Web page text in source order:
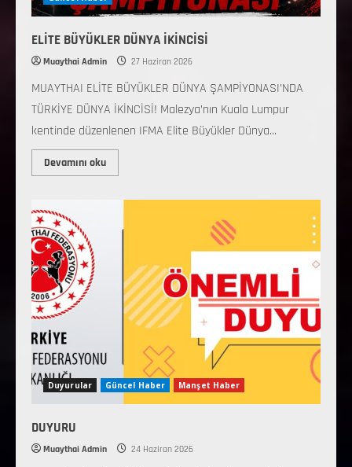
ELİTE BÜYÜKLER DÜNYA İKİNCİSİ
Muaythai Admin 27 Haziran 2026
MUAYTHAI ELİTE BÜYÜKLER DÜNYA ŞAMPİYONASI’NDA
TÜRKİYE DÜNYA İKİNCİSİ! Malezya’nın Kuala Lumpur
kentinde düzenlenen IFMA Elite Büyükler Dünya...
Devamını oku
Duyurular Güncel Haber Manşet Haber
DUYURU
Muaythai Admin 24 Haziran 2026